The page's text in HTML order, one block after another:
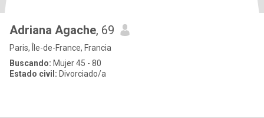
Adriana Agache, 69
Paris, Île-de-France, Francia
Buscando: Mujer 45 - 80
Estado civil: Divorciado/a